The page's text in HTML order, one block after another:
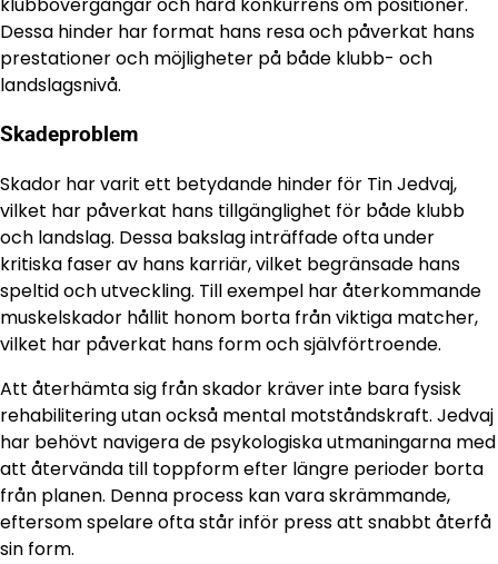
Dessa hinder har format hans resa och påverkat hans
prestationer och möjligheter på både klubb- och
landslagsnivå.
Skadeproblem
Skador har varit ett betydande hinder för Tin Jedvaj,
vilket har påverkat hans tillgänglighet för både klubb
och landslag. Dessa bakslag inträffade ofta under
kritiska faser av hans karriär, vilket begränsade hans
speltid och utveckling. Till exempel har återkommande
muskelskador hållit honom borta från viktiga matcher,
vilket har påverkat hans form och självförtroende.
Att återhämta sig från skador kräver inte bara fysisk
rehabilitering utan också mental motståndskraft. Jedvaj
har behövt navigera de psykologiska utmaningarna med
att återvända till toppform efter längre perioder borta
från planen. Denna process kan vara skrämmande,
eftersom spelare ofta står inför press att snabbt återfå
sin form.